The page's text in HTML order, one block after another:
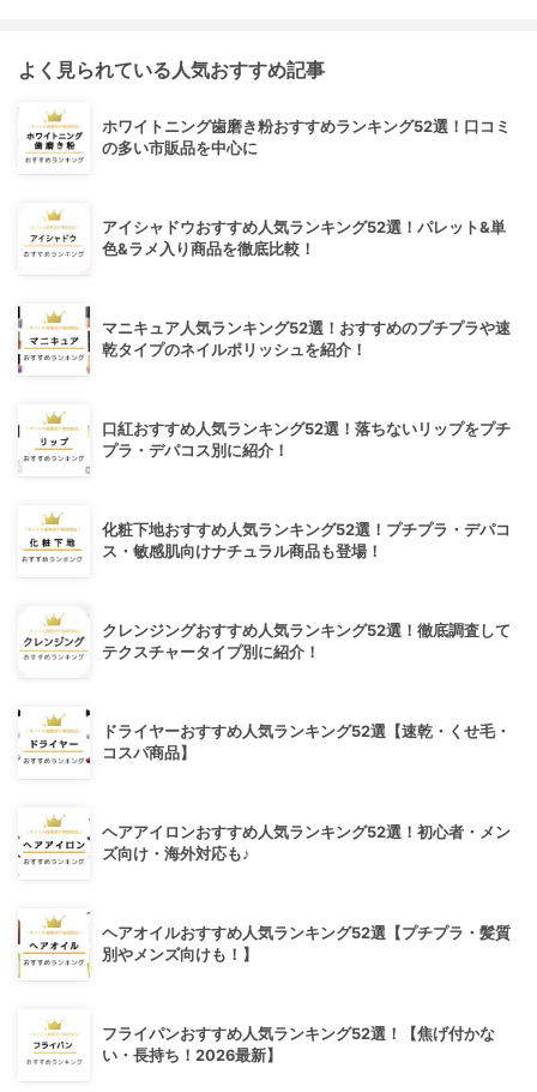
よく見られている人気おすすめ記事
ホワイトニング歯磨き粉おすすめランキング52選！口コミ
の多い市販品を中心に
アイシャドウおすすめ人気ランキング52選！パレット&単
色&ラメ入り商品を徹底比較！
マニキュア人気ランキング52選！おすすめのプチプラや速
乾タイプのネイルポリッシュを紹介！
口紅おすすめ人気ランキング52選！落ちないリップをプチ
プラ・デパコス別に紹介！
化粧下地おすすめ人気ランキング52選！プチプラ・デパコ
ス・敏感肌向けナチュラル商品も登場！
クレンジングおすすめ人気ランキング52選！徹底調査して
テクスチャータイプ別に紹介！
ドライヤーおすすめ人気ランキング52選【速乾・くせ毛・
コスパ商品】
ヘアアイロンおすすめ人気ランキング52選！初心者・メン
ズ向け・海外対応も♪
ヘアオイルおすすめ人気ランキング52選【プチプラ・髪質
別やメンズ向けも！】
フライパンおすすめ人気ランキング52選！【焦げ付かな
い・長持ち！2026最新】